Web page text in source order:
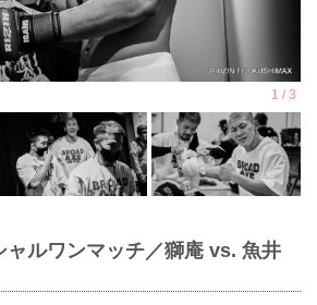
ャルワンマッチ／獅庵 vs. 魚井